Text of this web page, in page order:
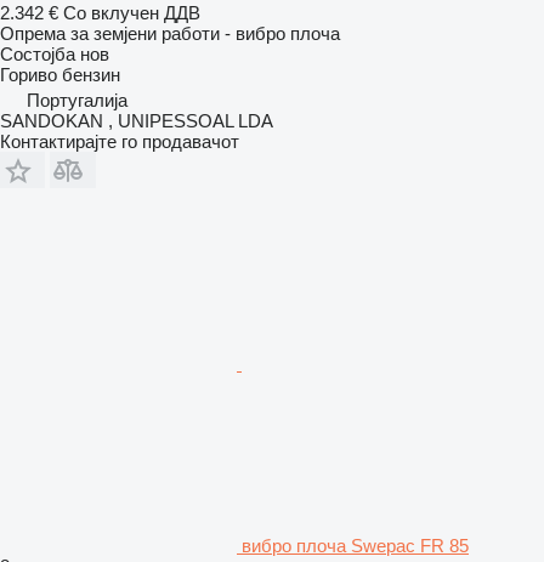
2.342 € Со вклучен ДДВ
Опрема за земјени работи - вибро плоча
Состојба нов
Гориво бензин
Португалија
SANDOKAN , UNIPESSOAL LDA
Контактирајте го продавачот
вибро плоча Swepac FR 85